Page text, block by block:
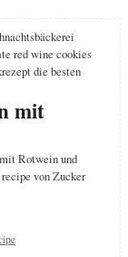
mit
Rotwein und
von Zucker